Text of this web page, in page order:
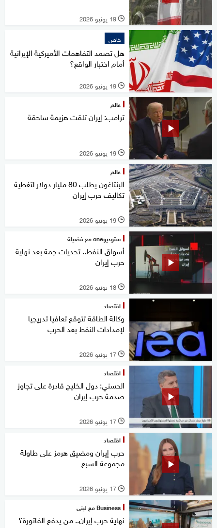
l 19 يونيو 2026
خاص
هل تصمد التفاهمات الأميركية الإيرانية
أمام اختبار الواقع؟
l 19 يونيو 2026
عالم
ترامب: إيران تلقت هزيمة ساحقة
l 19 يونيو 2026
عالم
البنتاغون يطلب 80 مليار دولار لتغطية
تكاليف حرب إيران
l 19 يونيو 2026
ستوديوone مع فضيلة
أسواق النفط.. تحديات جمة بعد نهاية
حرب إيران
l 18 يونيو 2026
اقتصاد
وكالة الطاقة تتوقع تعافيا تدريجيا
لإمدادات النفط بعد الحرب
l 17 يونيو 2026
اقتصاد
الحسني: دول الخليج قادرة على تجاوز
صدمة حرب إيران
l 17 يونيو 2026
اقتصاد
حرب إيران ومضيق هرمز على طاولة
مجموعة السبع
l 17 يونيو 2026
Business مع لبنى
نهاية حرب إيران.. من يدفع الفاتورة؟